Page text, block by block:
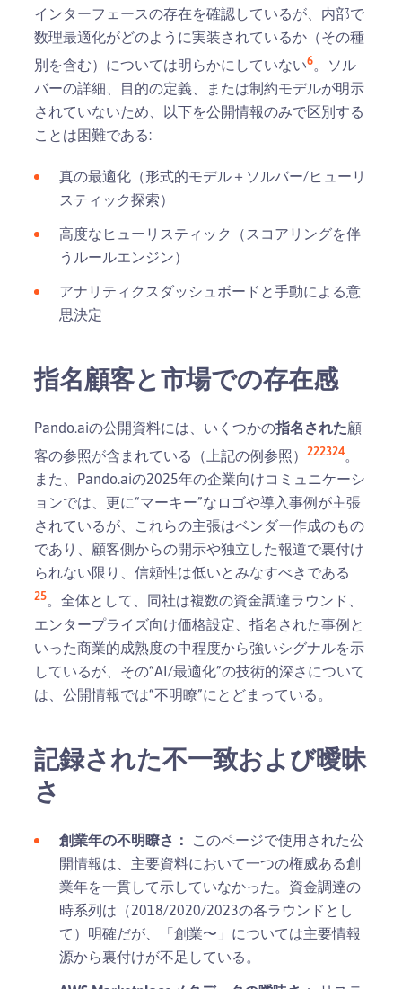
インターフェースの存在を確認しているが、内部で
数理最適化がどのように実装されているか（その種
別を含む）については明らかにしていない6。ソル
バーの詳細、目的の定義、または制約モデルが明示
されていないため、以下を公開情報のみで区別する
ことは困難である:
真の最適化（形式的モデル＋ソルバー/ヒューリ
スティック探索）
高度なヒューリスティック（スコアリングを伴
うルールエンジン）
アナリティクスダッシュボードと手動による意
思決定
指名顧客と市場での存在感
Pando.aiの公開資料には、いくつかの指名された顧
客の参照が含まれている（上記の例参照） 222324。
また、Pando.aiの2025年の企業向けコミュニケーシ
ョンでは、更に“マーキー”なロゴや導入事例が主張
されているが、これらの主張はベンダー作成のもの
であり、顧客側からの開示や独立した報道で裏付け
られない限り、信頼性は低いとみなすべきである
25。全体として、同社は複数の資金調達ラウンド、
エンタープライズ向け価格設定、指名された事例と
いった商業的成熟度の中程度から強いシグナルを示
しているが、その“AI/最適化”の技術的深さについて
は、公開情報では“不明瞭”にとどまっている。
記録された不一致および曖昧
さ
創業年の不明瞭さ： このページで使用された公
開情報は、主要資料において一つの権威ある創
業年を一貫して示していなかった。資金調達の
時系列は（2018/2020/2023の各ラウンドとし
て）明確だが、「創業〜」については主要情報
源から裏付けが不足している。